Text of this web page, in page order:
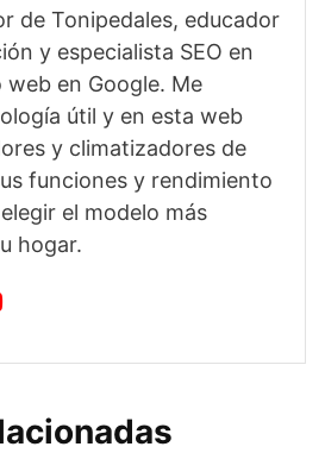
de Tonipedales, educador
y especialista SEO en
en Google. Me
útil y en esta web
y climatizadores de
funciones y rendimiento
el modelo más
hogar.